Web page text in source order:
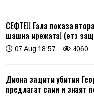
СЕФТЕ!! Гала показа
шашна мрежата! (ето
07 Aug 18:57 4060
Диона защити убития
предлагат сами и знаят